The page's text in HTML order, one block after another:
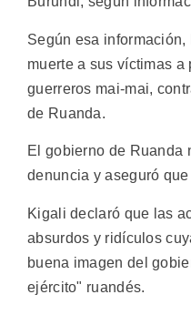
Según esa
muerte a sus víctimas
guerreros mai-mai,
de Ruanda.
El gobierno de Ruanda
denuncia y aseguró
Kigali declaró que las
absurdos y ridículos
buena imagen del
ejército" ruandés.